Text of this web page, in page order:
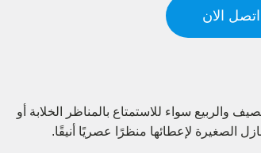
اتصل الان
سواء للاستمتاع بالمناظر الخلابة أو
الصغيرة لإعطائها منظرًا عصريًا أنيقًا.